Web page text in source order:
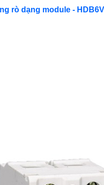
rò dạng module -